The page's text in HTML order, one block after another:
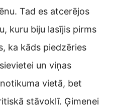
Tad es atcerējos
kuru biju lasījis pirms
ka kāds piedzēries
un viņas
vietā, bet
stāvoklī. Ģimenei